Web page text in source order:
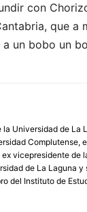
con
que a
un bobo un
la Universidad de
Complutense,
vicepresidente de
de La Laguna
del Instituto de